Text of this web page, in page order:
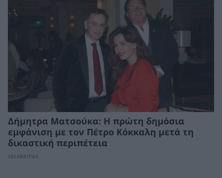
Δήμητρα Ματσούκα: Η πρώτη δημόσια
εμφάνιση με τον Πέτρο Κόκκαλη μετά τη
δικαστική περιπέτεια
CELEBRITIES